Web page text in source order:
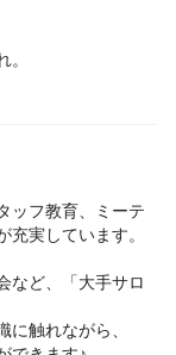
ッフ教育、ミーテ
充実しています。
など、「大手サロ
触れながら、